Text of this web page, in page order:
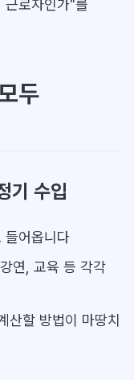
근로자인가"를
두
기 수입
들어옵니다
연, 교육 등 각각
산할 방법이 마땅치